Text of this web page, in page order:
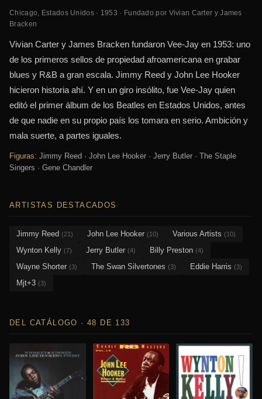
Chicago, Estados Unidos · 1953 · Fundado por Vivian Carter y James
Bracken
Vivian Carter y James Bracken fundaron Vee-Jay en 1953: uno
de los primeros sellos de propiedad afroamericana en grabar
blues y R&B a gran escala. Jimmy Reed y John Lee Hooker
hicieron historia ahí. Y en un giro insólito, fue Vee-Jay quien
editó el primer álbum de los Beatles en Estados Unidos, antes
de que nadie en su propio país los tomara en serio. Ambición y
mala suerte, a partes iguales.
Figuras: Jimmy Reed · John Lee Hooker · Jerry Butler · The Staple
Singers · Gene Chandler
ARTISTAS DESTACADOS
Jimmy Reed (21) John Lee Hooker (10) Various Artists (10)
Wynton Kelly (7) Jerry Butler (4) Billy Preston (4)
Wayne Shorter (3) The Swan Silvertones (3) Eddie Harris (3)
Mjt+3 (3)
DEL CATÁLOGO · 48 DE 133